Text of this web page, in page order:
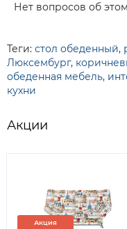
Нет вопросов об
Теги: стол обеденный,
Люксембург,
обеденная мебель,
кухни
Акции
Акция